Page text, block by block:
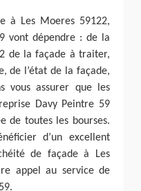
à Les Moeres 59122,
vont dépendre : de la
de la façade à traiter,
de l’état de la façade,
vous assurer que les
Davy Peintre 59
de toutes les bourses.
d’un excellent
de façade à Les
appel au service de